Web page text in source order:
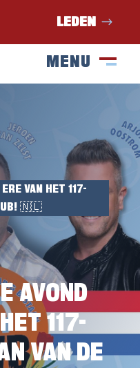
LEDEN
MENU
SLUIT
VAN HET 117-
🇳🇱
AVOND
117-
VAN DE